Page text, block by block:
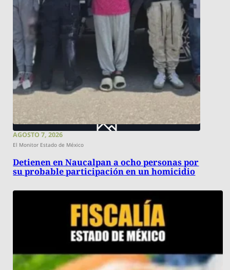
AGOSTO 7, 2026
El Monitor Estado de México
Detienen en Naucalpan a ocho personas por
su probable participación en un homicidio